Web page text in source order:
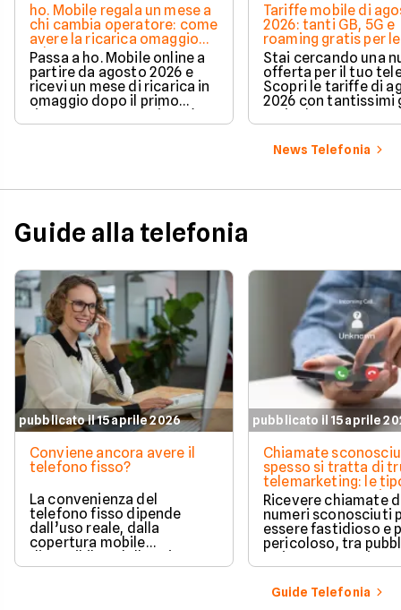
ho. Mobile regala un mese a
chi cambia operatore: come
avere la ricarica omaggio
ad agosto 2026
Passa a ho. Mobile online a
partire da agosto 2026 e
ricevi un mese di ricarica in
omaggio dopo il primo
rinnovo. La promozione è
valida per chi richiede la
modo automatico.
Tariffe mobile di
2026: tanti GB, 5G e
roaming gratis per le
vacanze
Stai cercando una
offerta per il tuo
Scopri le tariffe di
2026 con tantissimi
5G incluso.
News Telefonia
Guide alla telefonia
pubblicato il 15 aprile 2026
Conviene ancora avere il
telefono fisso?
La convenienza del
telefono fisso dipende
dall’uso reale, dalla
copertura mobile
disponibile e dalle esigenze
di casa o lavoro.
pubblicato il 15 aprile
Chiamate
spesso si tratta di
telemarketing: le
come proteggersi
Ricevere chiamate
numeri sconosciuti
essere fastidioso e
pericoloso, tra
insistente e veri e
tentativi di truffa.
come il tuo numero
nelle mani dei call
Guide Telefonia